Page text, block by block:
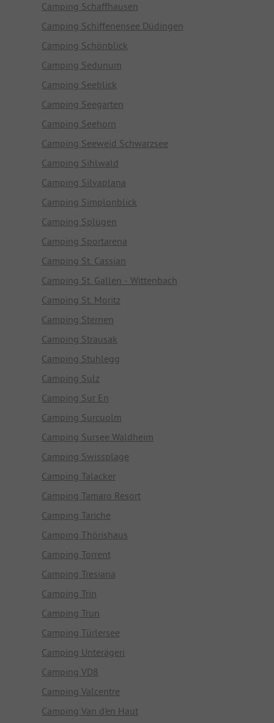
Camping Schaffhausen
Camping Schiffenensee Düdingen
Camping Schönblick
Camping Sedunum
Camping Seeblick
Camping Seegarten
Camping Seehorn
Camping Seeweid Schwarzsee
Camping Sihlwald
Camping Silvaplana
Camping Simplonblick
Camping Splügen
Camping Sportarena
Camping St. Cassian
Camping St. Gallen - Wittenbach
Camping St. Moritz
Camping Sternen
Camping Strausak
Camping Stuhlegg
Camping Sulz
Camping Sur En
Camping Surcuolm
Camping Sursee Waldheim
Camping Swissplage
Camping Talacker
Camping Tamaro Resort
Camping Tariche
Camping Thörishaus
Camping Torrent
Camping Tresiana
Camping Trin
Camping Trun
Camping Türlersee
Camping Unterägeri
Camping VD8
Camping Valcentre
Camping Van d'en Haut